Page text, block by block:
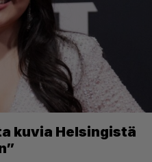
kuvia Helsingistä